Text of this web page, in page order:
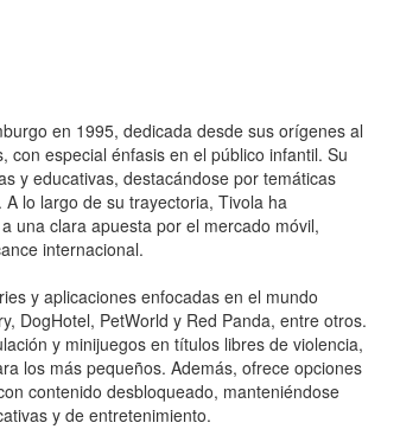
en 1995, dedicada desde sus orígenes al
especial énfasis en el público infantil. Su
y educativas, destacándose por temáticas
lo largo de su trayectoria, Tivola ha
una clara apuesta por el mercado móvil,
internacional.
y aplicaciones enfocadas en el mundo
DogHotel, PetWorld y Red Panda, entre otros.
y minijuegos en títulos libres de violencia,
los más pequeños. Además, ofrece opciones
contenido desbloqueado, manteniéndose
y de entretenimiento.